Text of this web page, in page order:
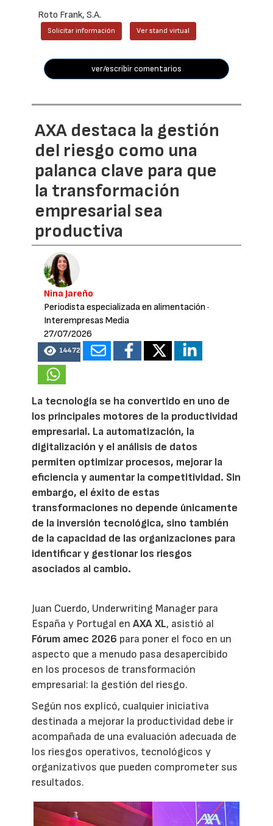
Roto Frank, S.A.
Solicitar información Ver stand virtual
ver/escribir comentarios
AXA destaca la gestión
del riesgo como una
palanca clave para que
la transformación
empresarial sea
productiva
Nina Jareño
Periodista especializada en alimentación ·
Interempresas Media
27/07/2026
14472
La tecnología se ha convertido en uno de
los principales motores de la productividad
empresarial. La automatización, la
digitalización y el análisis de datos
permiten optimizar procesos, mejorar la
eficiencia y aumentar la competitividad. Sin
embargo, el éxito de estas
transformaciones no depende únicamente
de la inversión tecnológica, sino también
de la capacidad de las organizaciones para
identificar y gestionar los riesgos
asociados al cambio.
Juan Cuerdo, Underwriting Manager para
España y Portugal enAXA XL, asistió al
Fórum amec 2026 para poner el foco en un
aspecto que a menudo pasa desapercibido
en los procesos de transformación
empresarial: la gestión del riesgo.
Según nos explicó, cualquier iniciativa
destinada a mejorar la productividad debe ir
acompañada de una evaluación adecuada de
los riesgos operativos, tecnológicos y
organizativos que pueden comprometer sus
resultados.